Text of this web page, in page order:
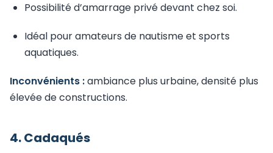
Possibilité d’amarrage privé devant chez soi.
Idéal pour amateurs de nautisme et sports
aquatiques.
Inconvénients :ambiance plus urbaine, densité plus
élevée de constructions.
4. Cadaqués